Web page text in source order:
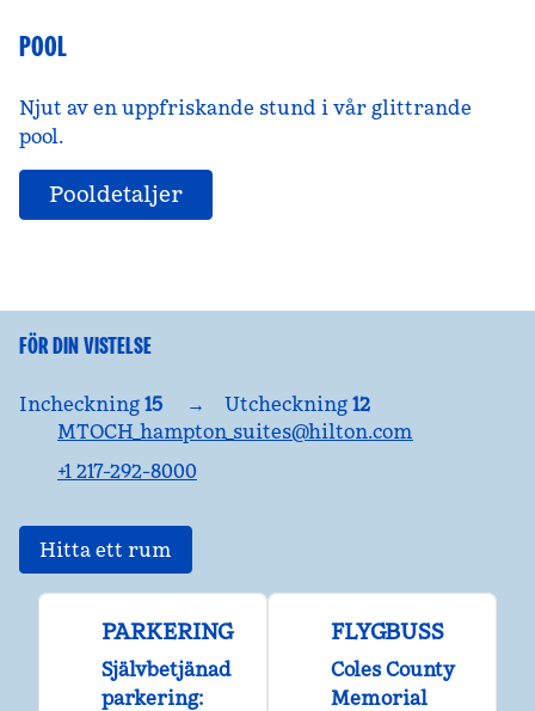
POOL
Njut av en uppfriskande stund i vår glittrande
pool.
Pooldetaljer
FÖR DIN VISTELSE
Incheckning 15 → Utcheckning 12
MTOCH_hampton_suites@hilton.com
+1 217-292-8000
Hitta ett rum
PARKERING
Självbetjänad
parkering:
FLYGBUSS
Coles County
Memorial